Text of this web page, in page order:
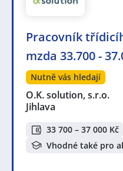
Pracovník
mzda 33.700 -
Nutně vás hledají
O.K. solution, s.r.o.
Jihlava
33 700 – 37 000 Kč
Vhodné také pro